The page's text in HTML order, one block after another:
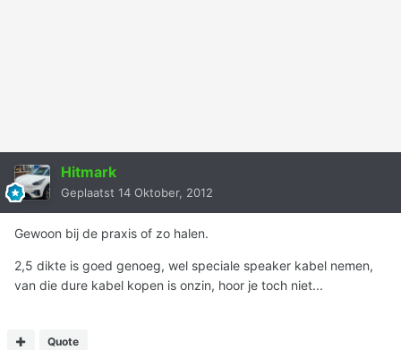
Hitmark
Geplaatst 14 Oktober, 2012
Gewoon bij de praxis of zo halen.
2,5 dikte is goed genoeg, wel speciale speaker kabel nemen,
van die dure kabel kopen is onzin, hoor je toch niet...
Quote